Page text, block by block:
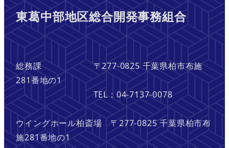
東葛中部地区総合開発事務組合
総務課 〒277-0825 千葉県柏市布施
281番地の1
TEL：04-7137-0078
ウイングホール柏斎場 〒277-0825 千葉県柏市布
施281番地の1